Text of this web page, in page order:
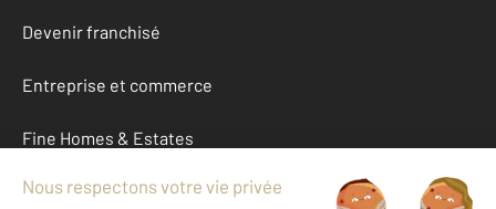
Devenir franchisé
Entreprise et commerce
Fine Homes & Estates
À propos